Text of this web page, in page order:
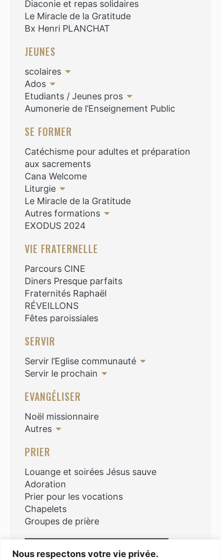
Nous respectons votre vie privée.
Diaconie et repas solidaires
Le Miracle de la Gratitude
Bx Henri PLANCHAT
JEUNES
scolaires
Ados
Etudiants / Jeunes pros
Aumonerie de l’Enseignement Public
SE FORMER
Catéchisme pour adultes et préparation
aux sacrements
Cana Welcome
Liturgie
Le Miracle de la Gratitude
Autres formations
EXODUS 2024
VIE FRATERNELLE
Parcours CINE
Diners Presque parfaits
Fraternités Raphaël
RÉVEILLONS
Fêtes paroissiales
SERVIR
Servir l’Eglise communauté
Servir le prochain
EVANGÉLISER
Noël missionnaire
Autres
PRIER
Louange et soirées Jésus sauve
Adoration
Prier pour les vocations
Chapelets
Groupes de prière